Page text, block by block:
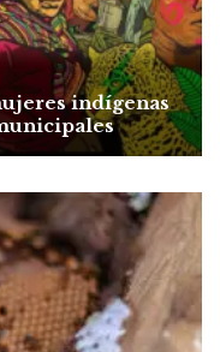
indígenas